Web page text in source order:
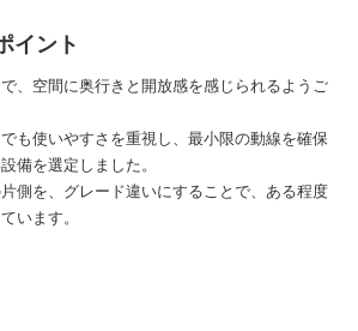
イント
、空間に奥行きと開放感を感じられるようご
も使いやすさを重視し、最小限の動線を確保
備を選定しました。
側を、グレード違いにすることで、ある程度
います。